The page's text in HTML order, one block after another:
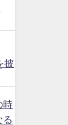
披
時
る